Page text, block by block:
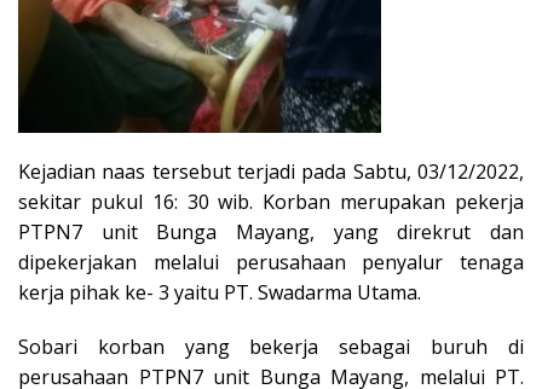
Kejadian naas tersebut terjadi pada Sabtu, 03/12/2022,
sekitar pukul 16: 30 wib. Korban merupakan pekerja
PTPN7 unit Bunga Mayang, yang direkrut dan
dipekerjakan melalui perusahaan penyalur tenaga
kerja pihak ke- 3 yaitu PT. Swadarma Utama.
Sobari korban yang bekerja sebagai buruh di
perusahaan PTPN7 unit Bunga Mayang, melalui PT.